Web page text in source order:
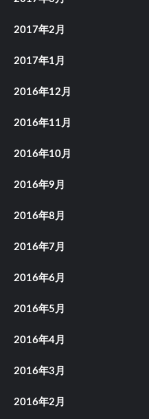
2017年2月
2017年1月
2016年12月
2016年11月
2016年10月
2016年9月
2016年8月
2016年7月
2016年6月
2016年5月
2016年4月
2016年3月
2016年2月